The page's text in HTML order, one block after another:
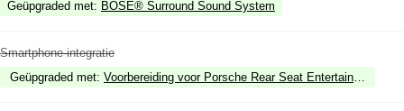
Geüpgraded met: BOSE® Surround Sound System
Smartphone-integratie
Geüpgraded met: Voorbereiding voor Porsche Rear Seat Entertainment